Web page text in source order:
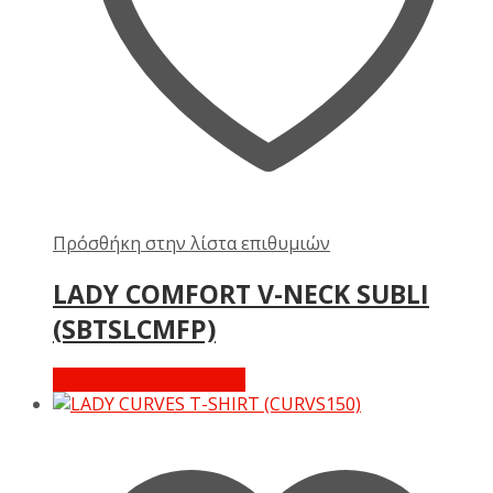
Πρόσθήκη στην λίστα επιθυμιών
LADY COMFORT V-NECK SUBLI
(SBTSLCMFP)